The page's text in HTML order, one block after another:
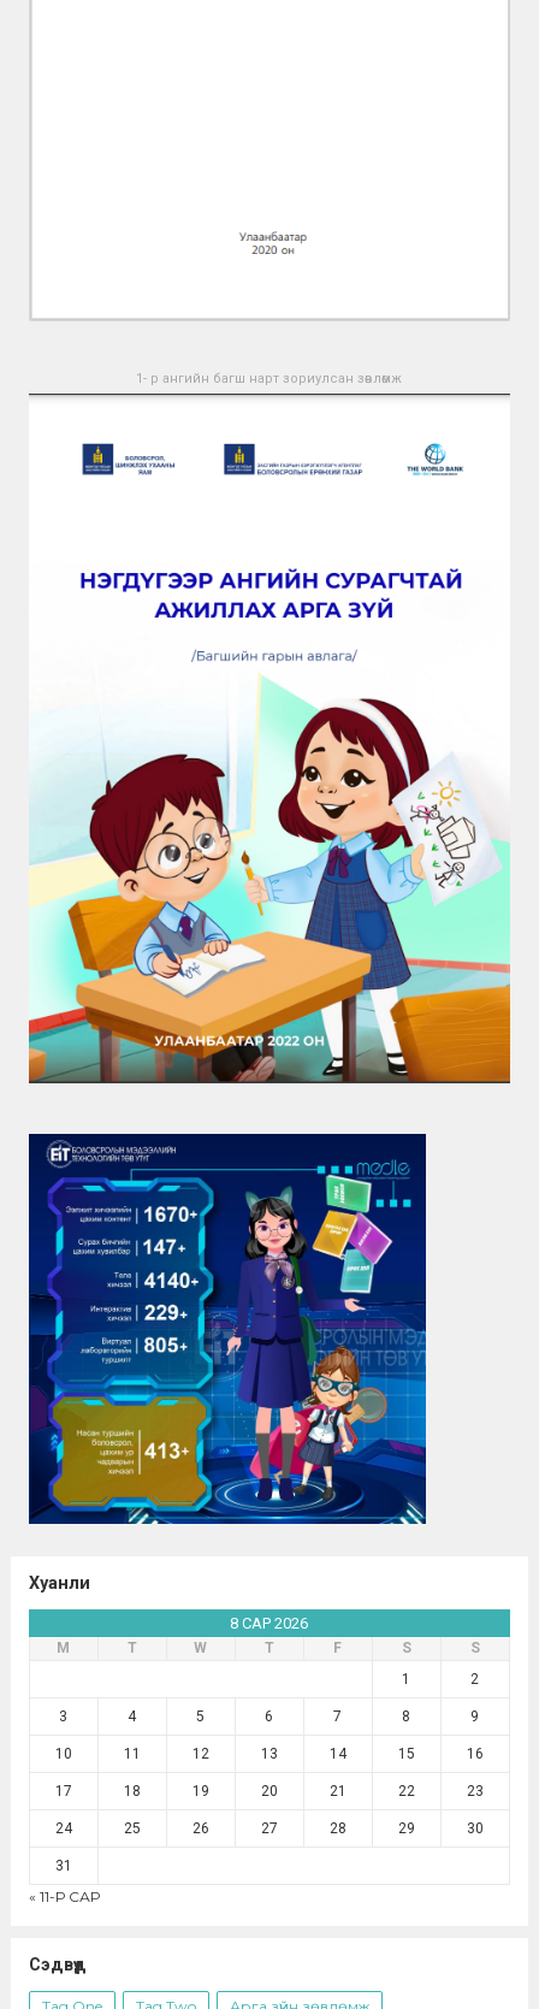
1- р ангийн багш нарт зориулсан зөвлөмж
Хуанли
8 САР 2026
М Т W Т F S
S
1
2
3 4 5 6 7 8 9
10 11 12 13 14 15 16
17 18 19 20 21 22 23
24 25 26 27 28 29 30
31
« 11-Р САР
Сэдвүүд